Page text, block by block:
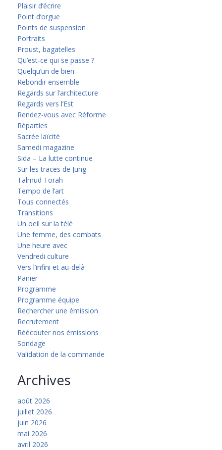
Plaisir d’écrire
Point d’orgue
Points de suspension
Portraits
Proust, bagatelles
Qu’est-ce qui se passe ?
Quelqu’un de bien
Rebondir ensemble
Regards sur l’architecture
Regards vers l’Est
Rendez-vous avec Réforme
Réparties
Sacrée laïcité
Samedi magazine
Sida – La lutte continue
Sur les traces de Jung
Talmud Torah
Tempo de l’art
Tous connectés
Transitions
Un oeil sur la télé
Une femme, des combats
Une heure avec
Vendredi culture
Vers l’infini et au-delà
Panier
Programme
Programme équipe
Rechercher une émission
Recrutement
Réécouter nos émissions
Sondage
Validation de la commande
Archives
août 2026
juillet 2026
juin 2026
mai 2026
avril 2026